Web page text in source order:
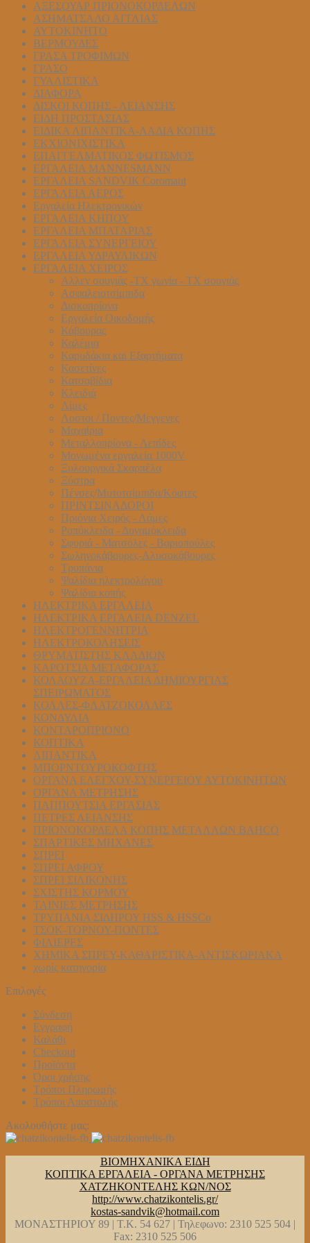
ΑΞΕΣΟΥΑΡ ΠΡΙΟΝΟΚΟΡΔΕΛΩΝ
ΑΣΗΜΑΤΣΑΛΟ ΑΓΓΛΙΑΣ
ΑΥΤΟΚΙΝΗΤΟ
ΒΕΡΜΟΥΔΕΣ
ΓΡΑΣΑ ΤΡΟΦΙΜΩΝ
ΓΡΑΣΟ
ΓΥΑΛΙΣΤΙΚΑ
ΔΙΑΦΟΡΑ
ΔΙΣΚΟΙ ΚΟΠΗΣ - ΛΕΙΑΝΣΗΣ
ΕΙΔΗ ΠΡΟΣΤΑΣΙΑΣ
ΕΙΔΙΚΑ ΛΙΠΑΝΤΙΚΑ-ΛΑΔΙΑ ΚΟΠΗΣ
ΕΚΧΙΟΝΙΧΙΣΤΙΚΑ
ΕΠΑΓΓΕΛΜΑΤΙΚΟΣ ΦΩΤΙΣΜΟΣ
ΕΡΓΑΛΕΙΑ MANNESMANN
ΕΡΓΑΛΕΙΑ SANDVIK Coromant
ΕΡΓΑΛΕΙΑ ΑΕΡΟΣ
Εργαλεία Ηλεκτρονικών
ΕΡΓΑΛΕΙΑ ΚΗΠΟΥ
ΕΡΓΑΛΕΙΑ ΜΠΑΤΑΡΙΑΣ
ΕΡΓΑΛΕΙΑ ΣΥΝΕΡΓΕΙΟΥ
ΕΡΓΑΛΕΙΑ ΥΔΡΑΥΛΙΚΩΝ
ΕΡΓΑΛΕΙΑ ΧΕΙΡΟΣ
Αλλεν σουγιάς -ΤΧ γωνία - ΤΧ σουγιάς
Ασφαλειοτσίμπιδα
Δισκοπρίονα
Εργαλεία Οικοδομής
Κάβουρας
Καλέμια
Καρυδάκια και Εξαρτήματα
Κασετίνες
Κατσαβίδια
Κλειδιά
Λίμες
Λοστοι / Ποντες/Μεγγενες
Μαχαίρια
Μεταλλοπρίονα - Λεπίδες
Μονωμένα εργαλεία 1000V
Ξυλουργικά Σκαρπέλα
Ξύστρα
Πένσες/Μυτοτσίμπιδα/Κόφτες
ΠΡΙΝΤΣΙΝΑΔΟΡΟΙ
Πριόνια Χειρός - Λάμες
Ροπόκλειδα - Δυναμόκλειδα
Σφυριά - Ματσόλες - Βαριοπούλες
Σωληνοκάβουρες-Αλυσοκάβουρες
Τρυπάνια
Ψαλίδια ηλεκτρολόγου
Ψαλίδια κοπής
ΗΛΕΚΤΡΙΚΑ ΕΡΓΑΛΕΙΑ
ΗΛΕΚΤΡΙΚΑ ΕΡΓΑΛΕΙΑ DENZEL
ΗΛΕΚΤΡΟΓΕΝΝΗΤΡΙΑ
ΗΛΕΚΤΡΟΚΟΛΗΣΕΙΣ
ΘΡΥΜΑΤΙΣΤΗΣ ΚΛΑΔΙΩΝ
ΚΑΡΟΤΣΙΑ ΜΕΤΑΦΟΡΑΣ
ΚΟΛΑΟΥΖΑ-ΕΡΓΑΛΕΙΑ ΔΗΜΙΟΥΡΓΙΑΣ
ΣΠΕΙΡΩΜΑΤΟΣ
ΚΟΛΛΕΣ-ΦΛΑΤΖΟΚΟΛΛΕΣ
ΚΟΝΔΥΛΙΑ
ΚΟΝΤΑΡΟΠΡΙΟΝΟ
ΚΟΠΤΙΚΑ
ΛΙΠΑΝΤΙΚΑ
ΜΠΟΡΝΤΟΥΡΟΚΟΦΤΗΣ
ΟΡΓΑΝΑ ΕΛΕΓΧΟΥ-ΣYΝΕΡΓΕΙΟΥ ΑΥΤΟΚΙΝΗΤΩΝ
ΟΡΓΑΝΑ ΜΕΤΡΗΣΗΣ
ΠΑΠΠΟΥΤΣΙΑ ΕΡΓΑΣΙΑΣ
ΠΕΤΡΕΣ ΛΕΙΑΝΣΗΣ
ΠΡΙΟΝΟΚΟΡΔΕΛΑ ΚΟΠΗΣ ΜΕΤΑΛΛΩΝ BAHCO
ΣΠΑΡΤΙΚΕΣ ΜΗΧΑΝΕΣ
ΣΠΡΕΙ
ΣΠΡΕΙ ΑΦΡΟΥ
ΣΠΡΕΙ ΣΙΛΙΚΟΝΗΣ
ΣΧΙΣΤΗΣ ΚΟΡΜΟΥ
ΤΑΙΝΙΕΣ ΜΕΤΡΗΣΗΣ
ΤΡΥΠΑΝΙΑ ΣΙΔΗΡΟΥ HSS & HSSCo
ΤΣΟΚ-ΤΟΡΝΟΥ-ΠΟΝΤΕΣ
ΦΙΛΙΕΡΕΣ
ΧΗΜΙΚΑ ΣΠΡΕΥ-ΚΑΘΑΡΙΣΤΙΚΑ-ΑΝΤΙΣΚΩΡΙΑΚΑ
χωρίς κατηγορία
Επιλογές
Σύνδεση
Εγγραφή
Καλάθι
Checkout
Προϊόντα
Όροι χρήσης
Τρόποι Πληρωμής
Τρόποι Αποστολής
Ακολουθήστε μας:
ΒΙΟΜΗΧΑΝΙΚΑ ΕΙΔΗ
ΚΟΠΤΙΚΑ ΕΡΓΑΛΕΙΑ - ΟΡΓΑΝΑ ΜΕΤΡΗΣΗΣ
ΧΑΤΖΗΚΟΝΤΕΛΗΣ ΚΩΝ/ΝΟΣ
http://www.chatzikontelis.gr/
kostas-sandvik@hotmail.com
ΜΟΝΑΣΤΗΡΙΟΥ 89 | Τ.Κ. 54 627 | Τηλεφωνο: 2310 525 504 |
Fax: 2310 525 506